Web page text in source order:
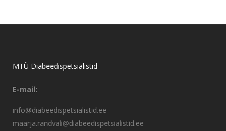
MTÜ Diabeedispetsialistid
E-mail:
info@diabeedispetsialistid.ee
maarja.randvali@diabeedispetsialistid.ee